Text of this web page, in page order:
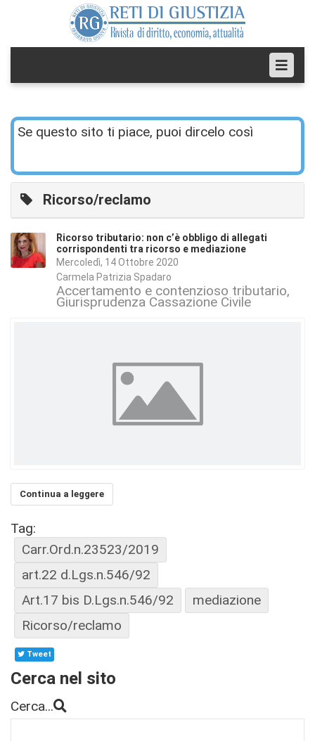
Se questo sito ti piace, puoi dircelo così
Ricorso/reclamo
Ricorso tributario: non c’è obbligo di allegati
corrispondenti tra ricorso e mediazione
Mercoledì, 14 Ottobre 2020
Carmela Patrizia Spadaro
Accertamento e contenzioso tributario
Giurisprudenza Cassazione Civile
Continua a leggere
Tag:
Carr.Ord.n.23523/2019
art.22 d.Lgs.n.546/92
Art.17 bis D.Lgs.n.546/92
mediazione
Ricorso/reclamo
Tweet
Cerca nel sito
Cerca...